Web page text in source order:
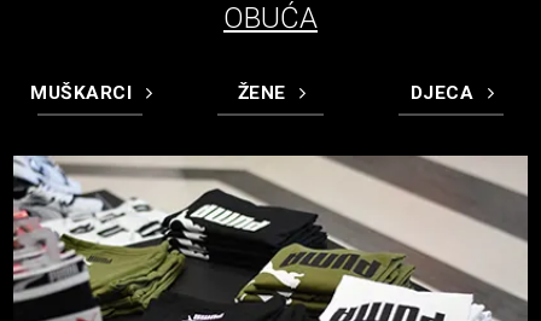
OBUĆA
MUŠKARCI ŽENE DJECA